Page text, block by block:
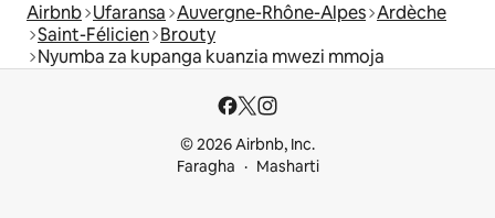
Airbnb Ufaransa Auvergne-Rhône-Alpes Ardèche
Saint-Félicien Brouty
Nyumba za kupanga kuanzia mwezi mmoja
© 2026 Airbnb, Inc.
Faragha
Masharti